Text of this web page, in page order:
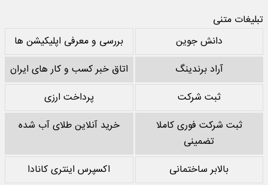
تبلیغات متنی
دانش جوین
بررسی و معرفی اپلیکیشن ها
آراد برندینگ
اتاق خبر کسب و کار های ایران
ثبت شرکت
پرداخت ارزی
ثبت شرکت فوری کاملا
تضمینی
خرید آنلاین طلای آب شده
بالابر ساختمانی
اکسپرس اینتری کانادا